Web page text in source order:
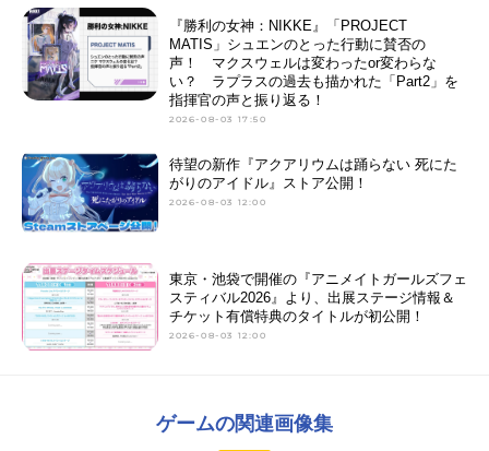
『勝利の女神：NIKKE』「PROJECT
MATIS」シュエンのとった行動に賛否の
声！ マクスウェルは変わったor変わらな
い？ ラプラスの過去も描かれた「Part2」を
指揮官の声と振り返る！
2026-08-03 17:50
待望の新作『アクアリウムは踊らない 死にた
がりのアイドル』ストア公開！
2026-08-03 12:00
東京・池袋で開催の『アニメイトガールズフェ
スティバル2026』より、出展ステージ情報＆
チケット有償特典のタイトルが初公開！
2026-08-03 12:00
ゲームの関連画像集